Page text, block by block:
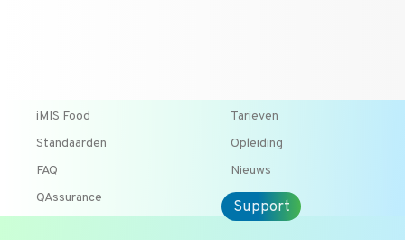
iMIS Food
Tarieven
Standaarden
Opleiding
FAQ
Nieuws
QAssurance
Support